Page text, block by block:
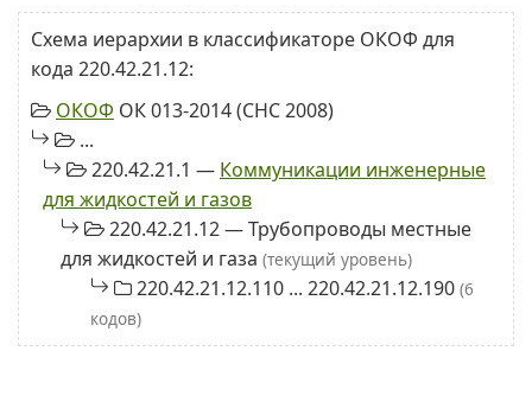
Схема иерархии в классификаторе ОКОФ для
кода 220.42.21.12:
ОКОФ ОК 013-2014 (СНС 2008)
...
220.42.21.1 — Коммуникации инженерные
для жидкостей и газов
220.42.21.12 — Трубопроводы местные
для жидкостей и газа (текущий уровень)
220.42.21.12.110 ... 220.42.21.12.190 (6
кодов)